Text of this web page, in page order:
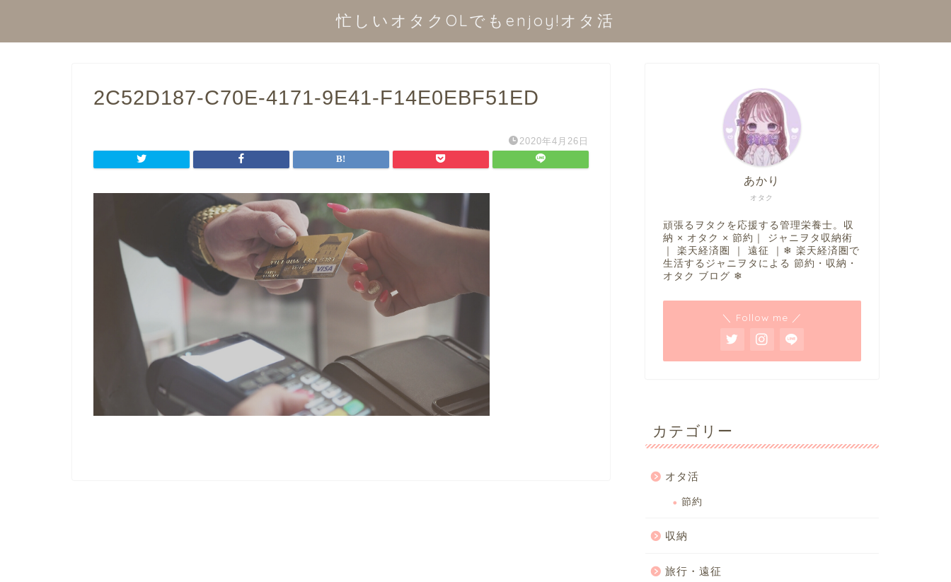
忙しいオタクOLでもenjoy!オタ活
2C52D187-C70E-4171-9E41-F14E0EBF51ED
2020年4月26日
オタク
あかり
頑張るヲタクを応援する管理栄養士。収
納 × オタク × 節約｜ ジャニヲタ収納術
｜ 楽天経済圏 ｜ 遠征 ｜❄︎ 楽天経済圏で
生活するジャニヲタによる 節約・収納・
オタク ブログ ❄︎
＼ Follow me ／
カテゴリー
オタ活
節約
収納
旅行・遠征